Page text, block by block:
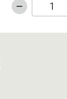
quantité
Kit